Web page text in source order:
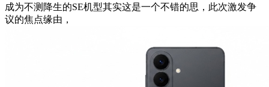
成为不测降生的SE机型其实这是一个不错的思，此次激发争
议的焦点缘由，